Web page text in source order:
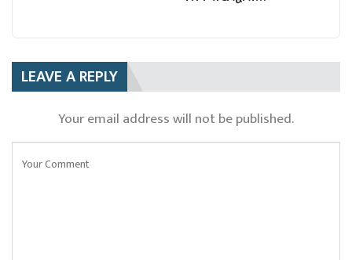
LEAVE A REPLY
Your email address will not be published.